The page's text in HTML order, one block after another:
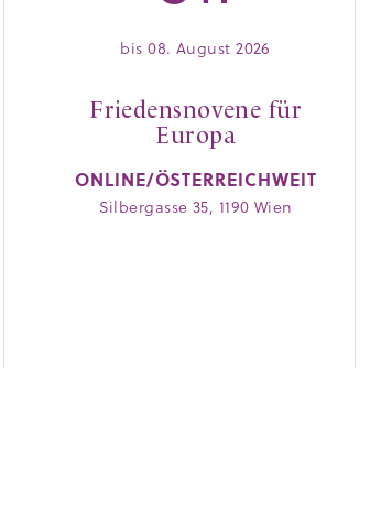
bis 08. August 2026
Friedensnovene für
Europa
ONLINE/ÖSTERREICHWEIT
Silbergasse 35, 1190 Wien